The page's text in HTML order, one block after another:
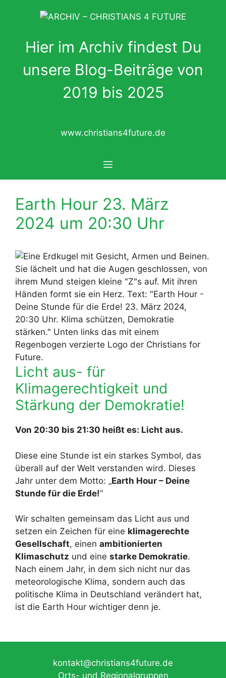
Hier im Archiv findest Du
unsere Blog-Beiträge von
2019 bis 2025
www.christians4future.de
Menü
Earth Hour 23. März
2024 um 20:30 Uhr
Licht aus- für
Klimagerechtigkeit und
Stärkung der Demokratie!
Von 20:30 bis 21:30 heißt es: Licht aus.
Diese eine Stunde ist ein starkes Symbol, das
überall auf der Welt verstanden wird. Dieses
Jahr unter dem Motto: „Earth Hour – Deine
Stunde für die Erde!“
Wir schalten gemeinsam das Licht aus und
setzen ein Zeichen für eine klimagerechte
Gesellschaft, einen ambitionierten
Klimaschutz und eine starke Demokratie.
Nach einem Jahr, in dem sich nicht nur das
meteorologische Klima, sondern auch das
politische Klima in Deutschland verändert hat,
ist die Earth Hour wichtiger denn je.
kontakt@christians4future.de
Orts- und Regionalgruppen